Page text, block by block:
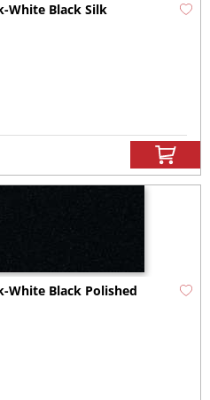
White Black Silk
White Black Polished